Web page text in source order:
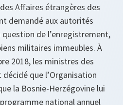
Affaires étrangères des
demandé aux autorités
de l’enregistrement,
militaires immeubles. À
2018, les ministres des
que l’Organisation
la Bosnie-Herzégovine lui
national annuel